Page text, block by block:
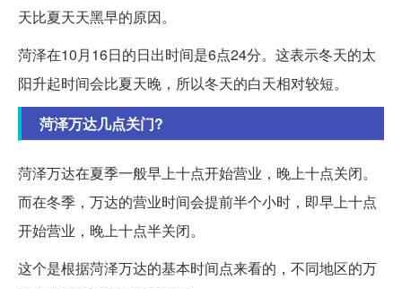
天比夏天天黑早的原因。
菏泽在10月16日的日出时间是6点24分。这表示冬天的太
阳升起时间会比夏天晚，所以冬天的白天相对较短。
菏泽万达几点关门?
菏泽万达在夏季一般早上十点开始营业，晚上十点关闭。
而在冬季，万达的营业时间会提前半个小时，即早上十点
开始营业，晚上十点半关闭。
这个是根据菏泽万达的基本时间点来看的，不同地区的万